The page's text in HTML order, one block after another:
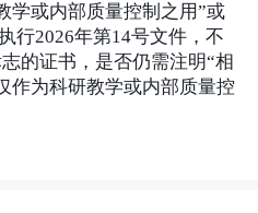
学或内部质量控制之用”或
行2026年第14号文件，不
的证书，是否仍需注明“相
作为科研教学或内部质量控